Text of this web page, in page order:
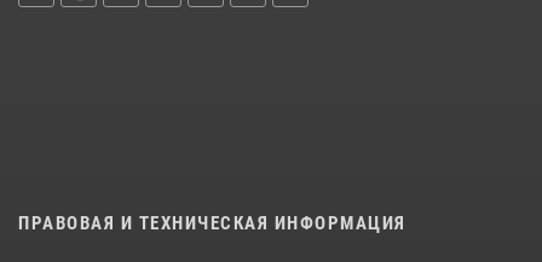
ПРАВОВАЯ И ТЕХНИЧЕСКАЯ ИНФОРМАЦИЯ